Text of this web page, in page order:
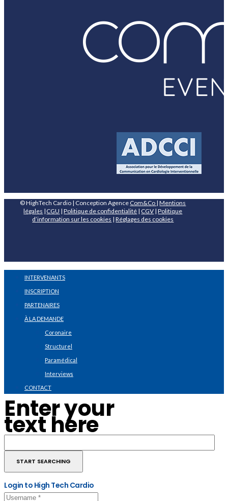
© HighTech Cardio | Conception Agence Com&Co |Mentions
légales | CGU |Politique de confidentialité | CGV |Politique
d’information sur les cookies |Réglages des cookies
INTERVENANTS
INSCRIPTION
PARTENAIRES
À LA DEMANDE
Coronaire
Structurel
Paramédical
Interviews
CONTACT
Enter your
text here
Login to High Tech Cardio